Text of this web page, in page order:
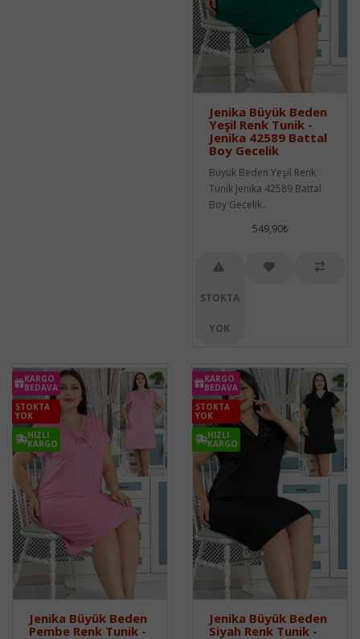
Jenika Büyük Beden
Yeşil Renk Tunik -
Jenika 42589 Battal
Boy Gecelik
Büyük Beden Yeşil Renk
Tunik Jenika 42589 Battal
Boy Gecelik..
549,90₺
STOKTA
YOK
KARGO
BEDAVA
STOKTA
YOK
HIZLI
KARGO
Jenika Büyük Beden
Pembe Renk Tunik -
KARGO
BEDAVA
STOKTA
YOK
HIZLI
KARGO
Jenika Büyük Beden
Siyah Renk Tunik -